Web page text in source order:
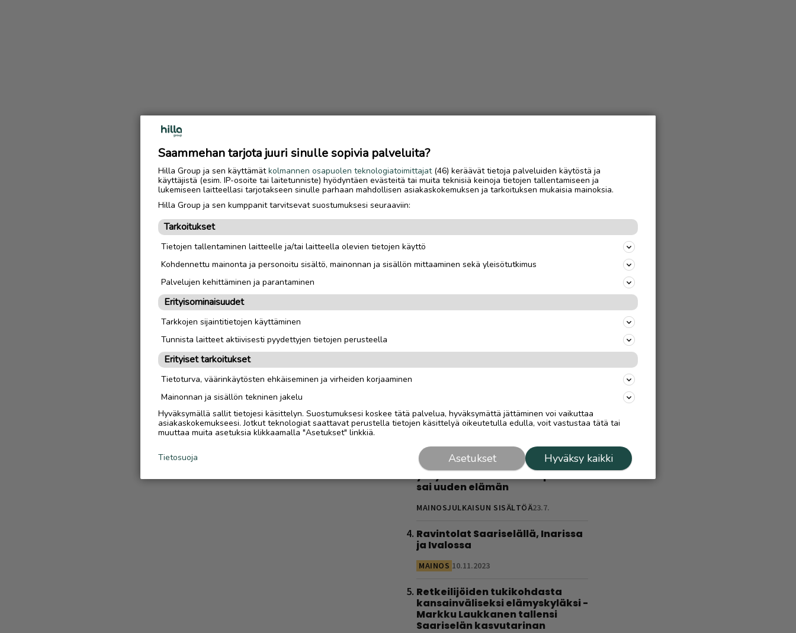
Luetuimmat
talvisesonki oli yrittäjäparille
”Halusimme itse oppia, miten
MAINOS 11.3.2024
Asiakkaat äänestivät
Mettäbaarin Saariselän vuoden
yritykseksi - Näin vanha paikka
sai uuden elämän
MAINOSJULKAISUN SISÄLTÖÄ23.7.
Ravintolat Saariselällä, Inarissa
ja Ivalossa
MAINOS 10.11.2023
Retkeilijöiden tukikohdasta
kansainväliseksi elämyskyläksi -
Markku Laukkanen tallensi
Saariselän kasvutarinan
Saammehan tarjota juuri sinulle sopivia palveluita?
Hilla Group ja sen käyttämätkolmannen osapuolen teknologiatoimittajat(46) keräävät tietoja palveluiden käytöstä ja
käyttäjistä (esim. IP-osoite tai laitetunniste) hyödyntäen evästeitä tai muita teknisiä keinoja tietojen tallentamiseen ja
lukemiseen laitteellasi tarjotakseen sinulle parhaan mahdollisen asiakaskokemuksen ja tarkoituksen mukaisia mainoksia.
Hilla Group ja sen kumppanit tarvitsevat suostumuksesi seuraaviin:
Tarkoitukset
Tietojen tallentaminen laitteelle ja/tai laitteella olevien tietojen käyttö
Kohdennettu mainonta ja personoitu sisältö, mainonnan ja sisällön mittaaminen sekä yleisötutkimus
Palvelujen kehittäminen ja parantaminen
Erityisominaisuudet
Tarkkojen sijaintitietojen käyttäminen
Tunnista laitteet aktiivisesti pyydettyjen tietojen perusteella
Erityiset tarkoitukset
Tietoturva, väärinkäytösten ehkäiseminen ja virheiden korjaaminen
Mainonnan ja sisällön tekninen jakelu
Hyväksymällä sallit tietojesi käsittelyn. Suostumuksesi koskee tätä palvelua, hyväksymättä jättäminen voi vaikuttaa
asiakaskokemukseesi. Jotkut teknologiat saattavat perustella tietojen käsittelyä oikeutetulla edulla, voit vastustaa tätä tai
muuttaa muita asetuksia klikkaamalla "Asetukset" linkkiä.
Hyväksy kaikki
Asetukset
Tietosuoja